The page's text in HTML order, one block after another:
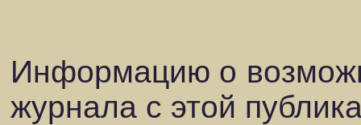
Информацию о
журнала с этой